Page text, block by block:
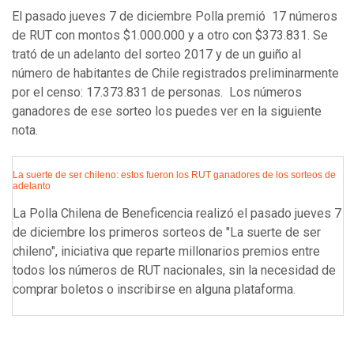
El pasado jueves 7 de diciembre Polla premió 17 números
de RUT con montos $1.000.000 y a otro con $373.831. Se
trató de un adelanto del sorteo 2017 y de un guiño al
número de habitantes de Chile registrados preliminarmente
por el censo: 17.373.831 de personas. Los números
ganadores de ese sorteo los puedes ver en la siguiente
nota.
La suerte de ser chileno: estos fueron los RUT ganadores de los sorteos de
adelanto
La Polla Chilena de Beneficencia realizó el pasado jueves 7
de diciembre los primeros sorteos de "La suerte de ser
chileno", iniciativa que reparte millonarios premios entre
todos los números de RUT nacionales, sin la necesidad de
comprar boletos o inscribirse en alguna plataforma.